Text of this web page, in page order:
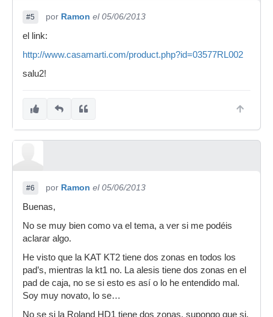
#5 por Ramon el 05/06/2013
el link:
http://www.casamarti.com/product.php?id=03577RL002
salu2!
#6 por Ramon el 05/06/2013
Buenas,
No se muy bien como va el tema, a ver si me podéis
aclarar algo.
He visto que la KAT KT2 tiene dos zonas en todos los
pad’s, mientras la kt1 no. La alesis tiene dos zonas en el
pad de caja, no se si esto es así o lo he entendido mal.
Soy muy novato, lo se…
No se si la Roland HD1 tiene dos zonas, supongo que si.